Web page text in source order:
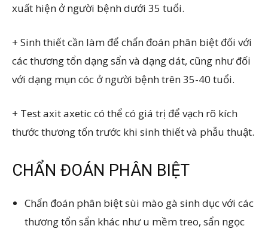
xuất hiện ở người bệnh dưới 35 tuổi.
+ Sinh thiết cần làm để chẩn đoán phân biệt đối với
các thương tổn dạng sẩn và dạng dát, cũng như đối
với dạng mụn cóc ở người bệnh trên 35-40 tuổi.
+ Test axit axetic có thể có giá trị để vạch rõ kích
thước thương tổn trước khi sinh thiết và phẫu thuật.
CHẨN ĐOÁN PHÂN BIỆT
Chẩn đoán phân biệt sùi mào gà sinh dục với các
thương tổn sẩn khác như u mềm treo, sẩn ngọc